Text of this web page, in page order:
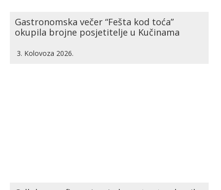
Gastronomska večer “Fešta kod toća”
okupila brojne posjetitelje u Kučinama
3. Kolovoza 2026.